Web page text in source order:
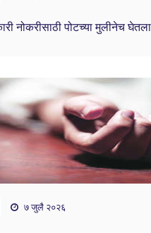
नोकरीसाठी पोटच्या मुलीनेच
७ जुलै २०२६